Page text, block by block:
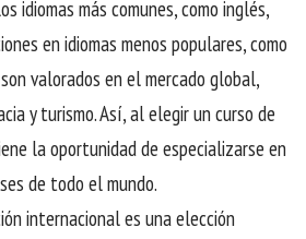
idiomas más comunes, como inglés,
en idiomas menos populares, como
valorados en el mercado global,
y turismo. Así, al elegir un curso de
la oportunidad de especializarse en
de todo el mundo.
internacional es una elección